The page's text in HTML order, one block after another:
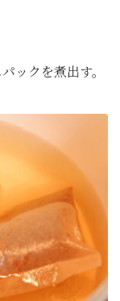
ックを煮出す。